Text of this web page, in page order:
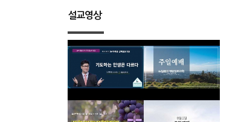
설교영상